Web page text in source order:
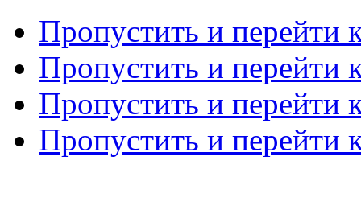
Пропустить и перейти
Пропустить и перейти
Пропустить и перейти
Пропустить и перейти